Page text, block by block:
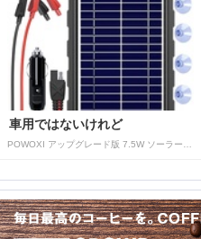
車用ではないけれど